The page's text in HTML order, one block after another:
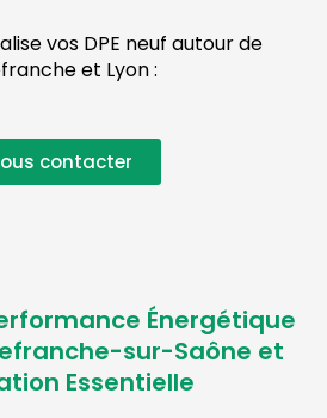
vos DPE neuf autour de
et Lyon :
contacter
Énergétique
sur-Saône et
Essentielle